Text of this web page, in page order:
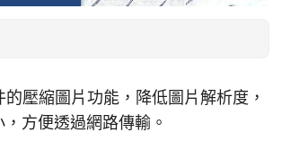
壓縮圖片功能，降低圖片解析度，
方便透過網路傳輸。